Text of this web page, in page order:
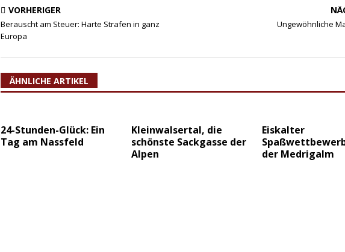
VORHERIGER
Berauscht am Steuer: Harte Strafen in ganz
Europa
Ungewöhnliche
ÄHNLICHE ARTIKEL
24-Stunden-Glück: Ein
Tag am Nassfeld
Kleinwalsertal, die
schönste Sackgasse der
Alpen
Eiskalter
der Medrigalm